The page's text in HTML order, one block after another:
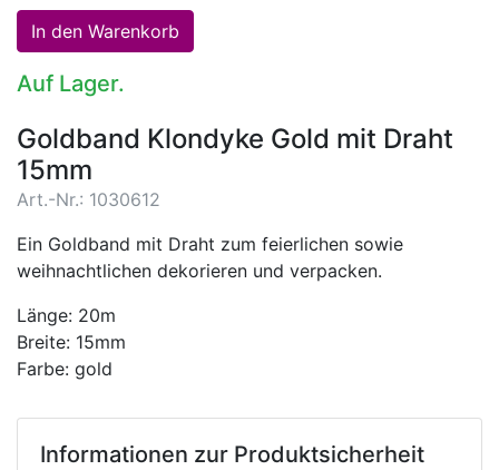
Auf Lager.
Goldband Klondyke Gold mit Draht
15mm
Art.-Nr.: 1030612
Ein Goldband mit Draht zum feierlichen sowie
weihnachtlichen dekorieren und verpacken.
Länge: 20m
Breite: 15mm
Farbe: gold
Informationen zur Produktsicherheit